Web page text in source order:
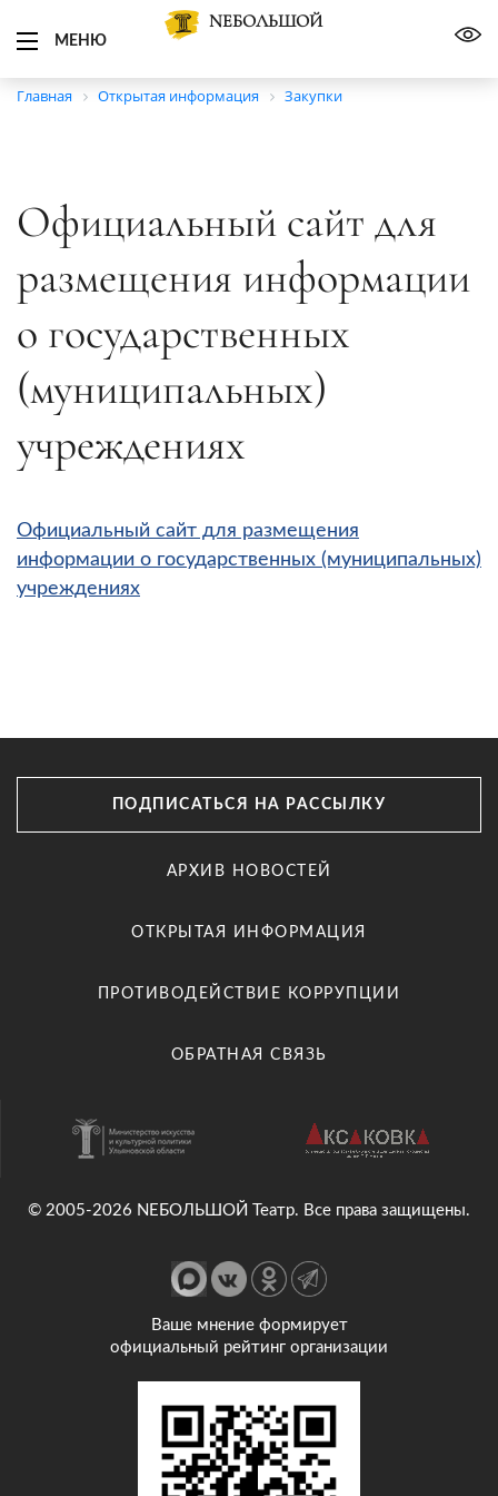
МЕНЮ
NЕБОЛЬШОЙ
Главная Открытая информация Закупки
Официальный сайт для
размещения информации
о государственных
(муниципальных)
учреждениях
Официальный сайт для размещения
информации о государственных (муниципальных)
учреждениях
ПОДПИСАТЬСЯ НА РАССЫЛКУ
АРХИВ НОВОСТЕЙ
ОТКРЫТАЯ ИНФОРМАЦИЯ
ПРОТИВОДЕЙСТВИЕ КОРРУПЦИИ
ОБРАТНАЯ СВЯЗЬ
© 2005-2026 NEБОЛЬШОЙ Театр. Все права защищены.
Ваше мнение формирует
официальный рейтинг организации